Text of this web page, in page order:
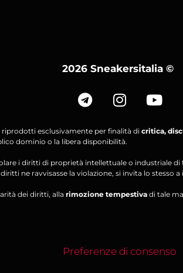
2026 Sneakersitalia©
esclusivamente per finalità di critica,
dominio o la libera disponibilità.
i diritti di proprietà intellettuale o
ne ravvisasse la violazione, si invita lo stesso
dei diritti, alla rimozione tempestiva di tale
Preferenze di consenso